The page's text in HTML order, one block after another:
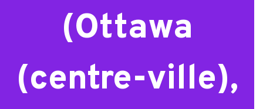
(Ottawa
(centre-ville),